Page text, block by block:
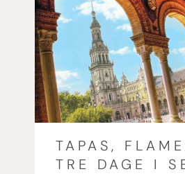
TAPAS,
TRE DAGE I